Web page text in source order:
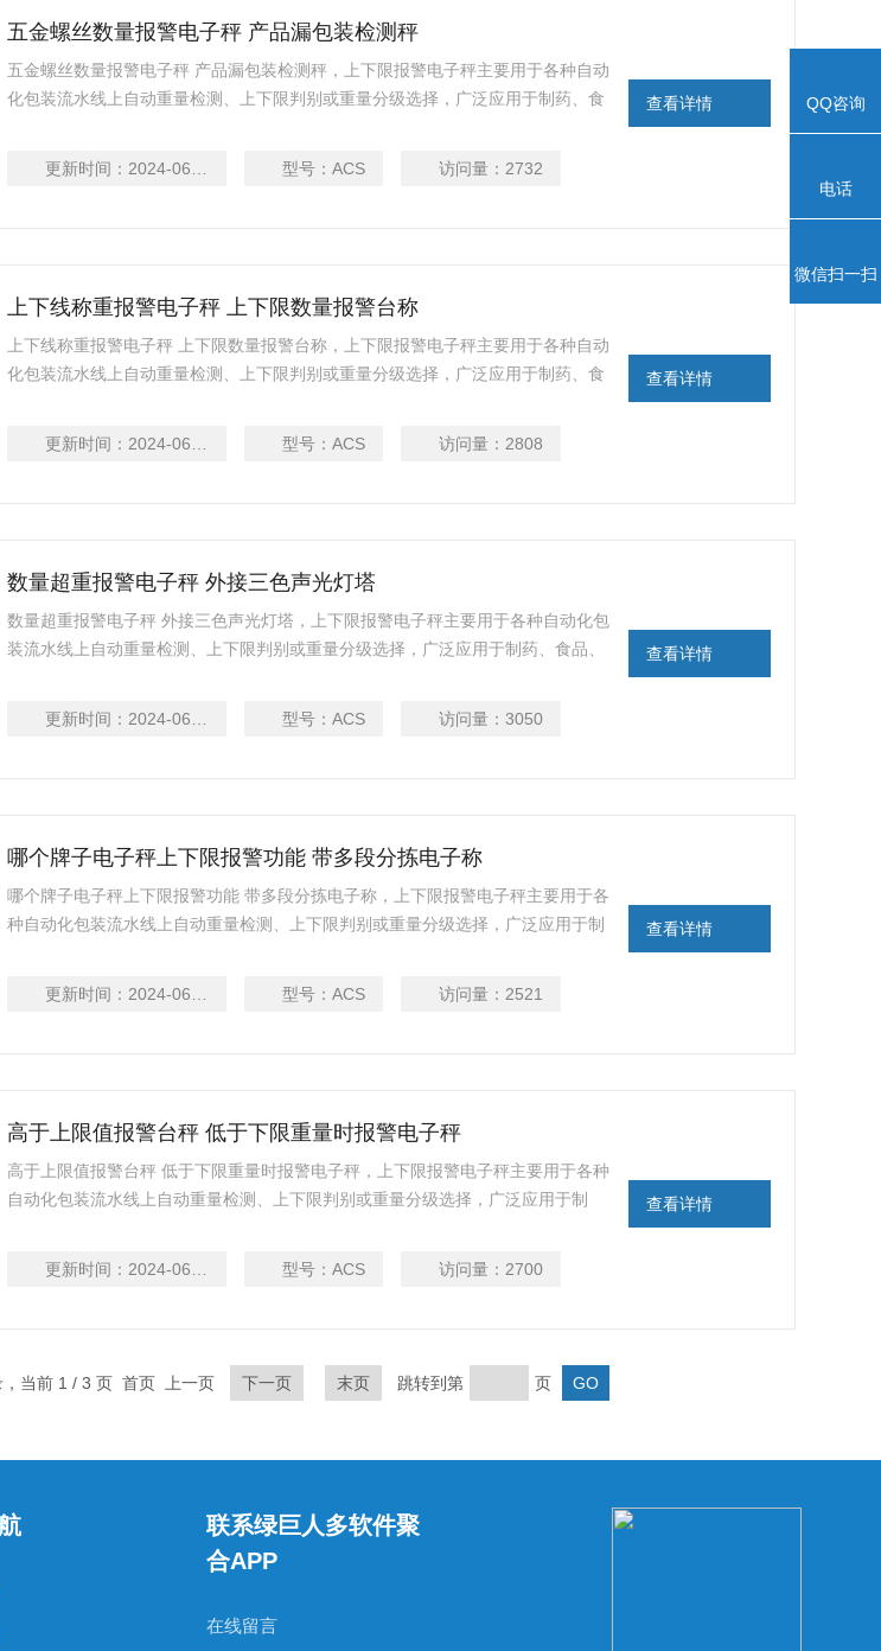
五金螺丝数量报警电子秤 产品漏包装检测秤
五金螺丝数量报警电子秤 产品漏包装检测秤，上下限报警电子秤主要用于各种自动
化包装流水线上自动重量检测、上下限判别或重量分级选择，广泛应用于制药、食
更新时间： 2024-06-13 型号：ACS 访问量： 2732
查看详情
上下线称重报警电子秤 上下限数量报警台称
上下线称重报警电子秤 上下限数量报警台称，上下限报警电子秤主要用于各种自动
化包装流水线上自动重量检测、上下限判别或重量分级选择，广泛应用于制药、食
更新时间： 2024-06-13 型号：ACS 访问量： 2808
查看详情
数量超重报警电子秤 外接三色声光灯塔
数量超重报警电子秤 外接三色声光灯塔，上下限报警电子秤主要用于各种自动化包
装流水线上自动重量检测、上下限判别或重量分级选择，广泛应用于制药、食品、
更新时间： 2024-06-13 型号：ACS 访问量：3050
查看详情
哪个牌子电子秤上下限报警功能 带多段分拣电子称
哪个牌子电子秤上下限报警功能 带多段分拣电子称，上下限报警电子秤主要用于各
种自动化包装流水线上自动重量检测、上下限判别或重量分级选择，广泛应用于制
更新时间： 2024-06-13 型号：ACS 访问量： 2521
查看详情
高于上限值报警台秤 低于下限重量时报警电子秤
高于上限值报警台秤 低于下限重量时报警电子秤，上下限报警电子秤主要用于各种
自动化包装流水线上自动重量检测、上下限判别或重量分级选择，广泛应用于制
更新时间： 2024-06-13 型号：ACS 访问量： 2700
查看详情
，当前 1 / 3 页 首页 上一页 下一页 末页 跳转到第 页
联系绿巨人多软件聚
合APP
在线留言
QQ咨询
电话
微信扫一扫